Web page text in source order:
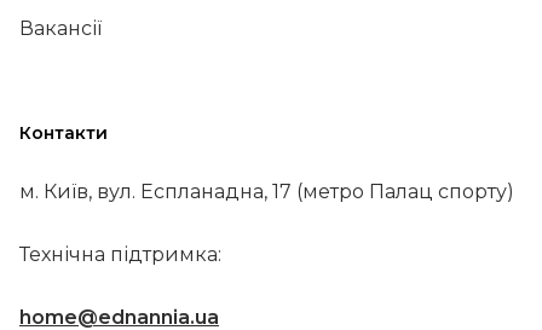
Вакансії
Контакти
м. Київ, вул. Еспланадна, 17 (метро Палац спорту)
Технічна підтримка:
home@ednannia.ua